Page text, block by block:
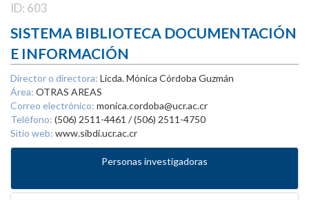
ID: 603
SISTEMA BIBLIOTECA DOCUMENTACIÓN
E INFORMACIÓN
Director o directora: Licda. Mónica Córdoba Guzmán
Área: OTRAS AREAS
Correo electrónico: monica.cordoba@ucr.ac.cr
Teléfono: (506) 2511-4461 / (506) 2511-4750
Sitio web: www.sibdi.ucr.ac.cr
Personas investigadoras